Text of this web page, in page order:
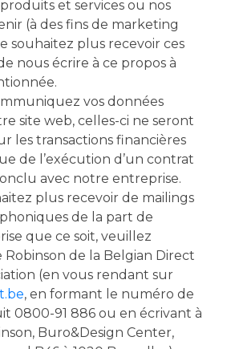
et services ou nos
(à des fins de marketing
souhaitez plus recevoir ces
nous écrire à ce propos à
vos données
site web, celles-ci ne seront
les transactions financières
de l’exécution d’un contrat
avec notre entreprise.
plus recevoir de mailings
de la part de
que ce soit, veuillez
de la Belgian Direct
(en vous rendant sur
, en formant le numéro de
0800-91 886 ou en écrivant à
Buro&Design Center,